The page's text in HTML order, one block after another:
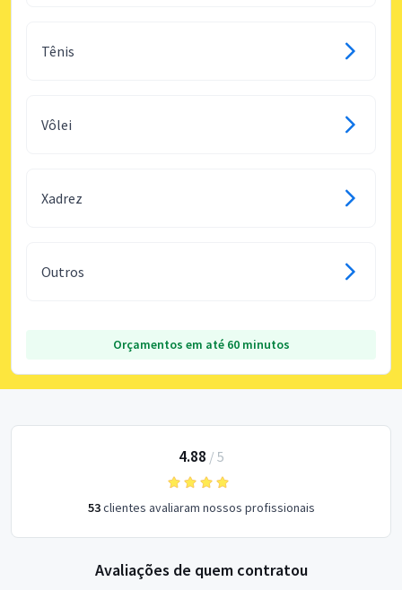
Tênis
Vôlei
Xadrez
Outros
Orçamentos em até 60 minutos
4.88 / 5
53clientes avaliaram nossos profissionais
Avaliações de quem contratou